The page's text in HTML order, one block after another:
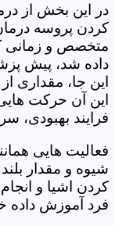
در این بخش از
کردن پروسه
متخصص و زمانی
داده شد، پیش
این جا، مقداری
این آن حرکت
فرایند بهبودی،
فعالیت هایی
شیوه و مقدار
کردن اشیا و
فرد آموزش داده